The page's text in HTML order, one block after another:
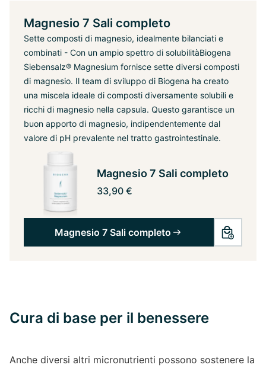
Magnesio 7 Sali completo
Sette composti di magnesio, idealmente bilanciati e
combinati - Con un ampio spettro di solubilitàBiogena
Siebensalz® Magnesium fornisce sette diversi composti
di magnesio. Il team di sviluppo di Biogena ha creato
una miscela ideale di composti diversamente solubili e
ricchi di magnesio nella capsula. Questo garantisce un
buon apporto di magnesio, indipendentemente dal
valore di pH prevalente nel tratto gastrointestinale.
Magnesio 7 Sali completo
33,90 €
Magnesio 7 Sali completo
Cura di base per il benessere
Anche diversi altri micronutrienti possono sostenere la